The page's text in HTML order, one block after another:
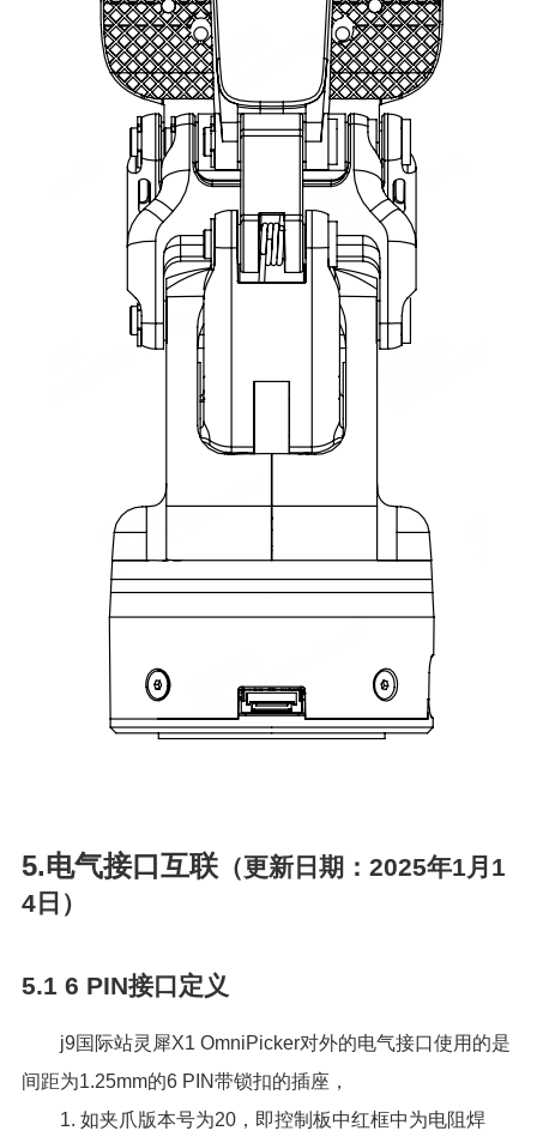
5.电气接口互联（更新日期：2025年1月1
4日）
5.1 6 PIN接口定义
j9国际站灵犀X1 OmniPicker对外的电气接口使用的是
间距为1.25mm的6 PIN带锁扣的插座，
1. 如夹爪版本号为20，即控制板中红框中为电阻焊